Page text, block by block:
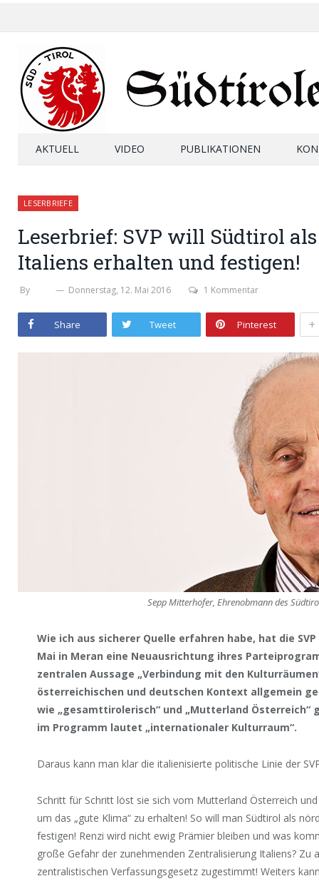
AKTUELL VIDEO PUBLIKATIONEN
LESERBRIEFE
Leserbrief: SVP will Südtirol
Italiens erhalten und festigen!
By Donnerstag, 12. Mai 2016 1 Kommentar
Share Tweet Pinterest +
Sepp Mitterhofer, Ehrenobmann des
Wie ich aus sicherer Quelle erfahren habe, hat die
Mai in Meran eine Neuausrichtung ihres
zentralen Aussage „Verbindung mit den
österreichischen und deutschen Kontext allgemein
wie „gesamttirolerisch“ und „Mutterland Österreich“
im Programm lautet „internationaler Kulturraum“.
Daraus kann man klar die italienisierte politische Linie der
Schritt für Schritt löst sie sich vom Mutterland Österreich
um das „gute Klima“ zu erhalten! So will man Südtirol als
festigen! Renzi wird nicht ewig Prämier bleiben und was
große Gefahr der zunehmenden Zentralisierung Italiens? Zu
zentralistischen Verfassungsgesetz zugestimmt! Weiters